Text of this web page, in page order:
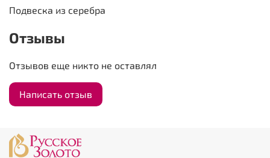
Подвеска из серебра
Отзывы
Отзывов еще никто не оставлял
Написать отзыв